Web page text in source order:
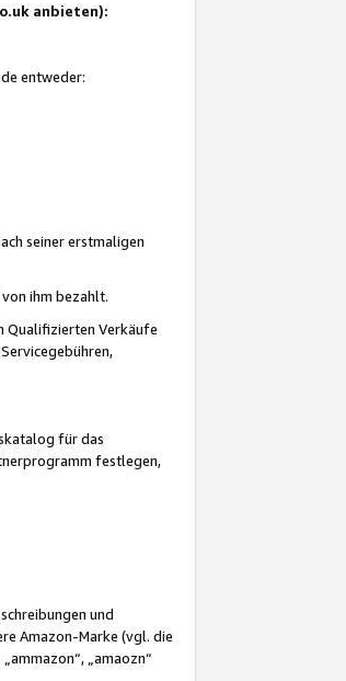
anbieten):
entweder:
seiner erstmaligen
ihm bezahlt.
Qualifizierten Verkäufe
für das
festlegen,
und
Amazon-Marke (vgl. die
„amaozn“